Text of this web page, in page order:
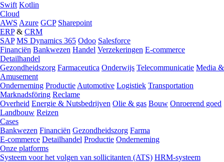
Swift Kotlin
Cloud
AWS Azure GCP Sharepoint
ERP& CRM
SAP MS Dynamics 365 Odoo Salesforce
Financiën Bankwezen Handel Verzekeringen E-commerce
Detailhandel
Gezondheidszorg Farmaceutica Onderwijs Telecommunicatie Media &
Amusement
Onderneming Productie Automotive Logistiek Transportation
Marknadsföring Reclame
Overheid Energie & Nutsbedrijven Olie & gas Bouw Onroerend goed
Landbouw Reizen
Cases
Bankwezen Financiën Gezondheidszorg Farma
E-commerce Detailhandel Productie Onderneming
Onze platforms
Systeem voor het volgen van sollicitanten (ATS) HRM-systeem